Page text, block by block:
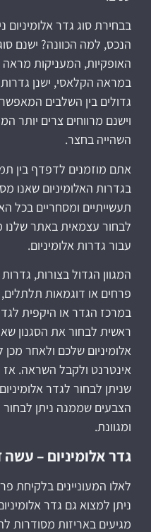
בבחירת סוג גדר אלומיניום
הנכס, למה הכוונה? ישנם
האופקיות, המעניקות מראה
במראה הקלאסי, ישנן גדרות
גדולים בין השלבים
וישנם מרווחים צרים יותר
השהייה בחצר.
אתם מוזמנים לדפדף בין
בגדרות האלומיניום שאנו
תעשייתיים ומסחריים בכל
לבחור עצמאית באתר שלנו
עבור גדרות אלומיניום.
המגוון הגדול בצורות,
פרחים או דוגמאות
במרכז הגדר או היקפית
ראשית לבחור את הסגנון
אלומיניום שלכם ולאחר
אינטרנט ולקבל השראה. אז
שניתן לבחור לגדר
הצבעים שממנה ניתן לבחור
ומגוונת.
גדר אלומיניום –
לאלו המעוניינים בלקיחת
ניתן למצוא גם גדר
מגיעים באריזות